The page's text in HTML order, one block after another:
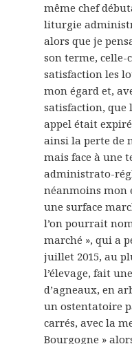
même chef
liturgie
alors que je
son terme, celle-
satisfaction les
mon égard et,
satisfaction, que
appel était
ainsi la perte de
mais face à une
administrato-
néanmoins mon
une surface
l’on pourrait
marché », qui a
juillet 2015, au
l’élevage, fait
d’agneaux, en
un ostentatoire
carrés, avec la
Bourgogne »